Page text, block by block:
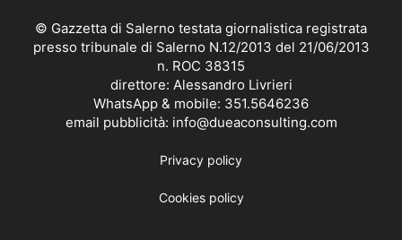
© Gazzetta di Salerno testata giornalistica registrata
presso tribunale di Salerno N.12/2013 del 21/06/2013
n. ROC 38315
direttore: Alessandro Livrieri
WhatsApp & mobile: 351.5646236
email pubblicità: info@dueaconsulting.com
Privacy policy
Cookies policy